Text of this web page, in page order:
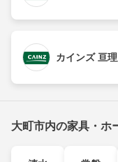
カインズ 亘
大町市内の家具・ホ